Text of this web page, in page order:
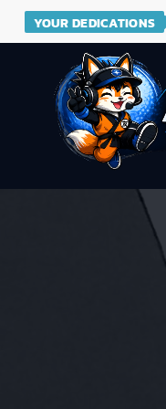
YOUR DEDICATIONS
- DRAGON BALL